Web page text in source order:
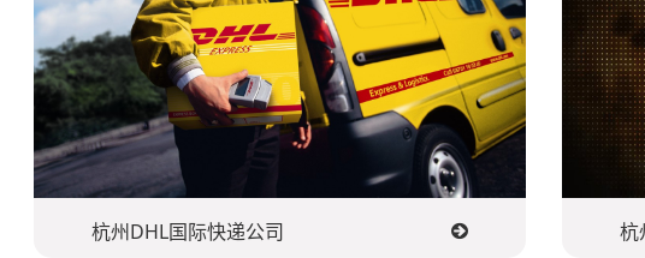
杭州DHL国际快递公司 杭